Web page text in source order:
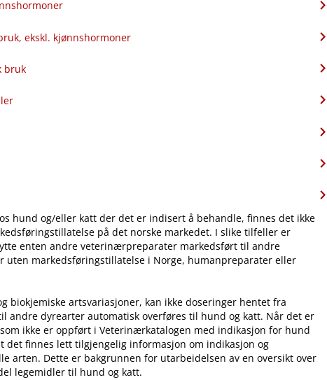
ekskl. kjønnshormoner
bruk
hund og​/​eller katt der det er indisert å behandle, finnes det ikke
på det norske markedet. I slike tilfeller er
enten andre veterinærpreparater markedsført til andre
markedsføringstillatelse i Norge, humanpreparater eller
biokjemiske artsvariasjoner, kan ikke doseringer hentet fra
andre dyrearter automatisk overføres til hund og katt. Når det er
ikke er oppført i Veterinærkatalogen med indikasjon for hund
det finnes lett tilgjengelig informasjon om indikasjon og
arten. Dette er bakgrunnen for utarbeidelsen av en oversikt over
legemidler til hund og katt.